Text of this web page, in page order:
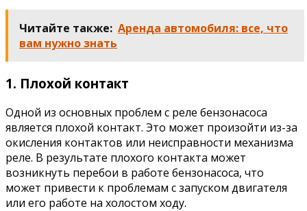
Читайте также: Аренда автомобиля: все, что
вам нужно знать
1. Плохой контакт
Одной из основных проблем с реле бензонасоса
является плохой контакт. Это может произойти из-за
окисления контактов или неисправности механизма
реле. В результате плохого контакта может
возникнуть перебои в работе бензонасоса, что
может привести к проблемам с запуском двигателя
или его работе на холостом ходу.